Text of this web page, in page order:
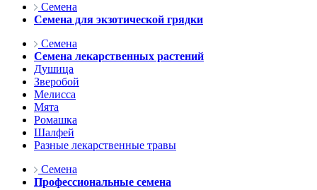
Семена
Семена для экзотической грядки
Семена
Семена лекарственных растений
Душица
Зверобой
Мелисса
Мята
Ромашка
Шалфей
Разные лекарственные травы
Семена
Профессиональные семена